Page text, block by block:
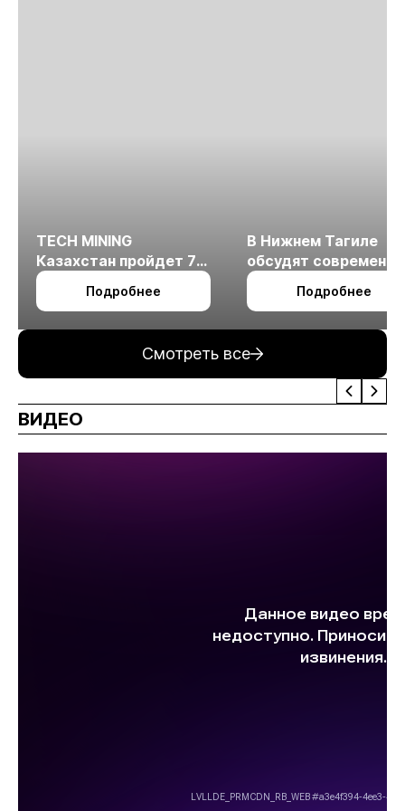
TECH MINING
Казахстан пройдет 7
октября в Алматы
Подробнее
В Нижнем Тагиле
обсудят
технологии
измельчения
Подробнее
Смотреть все
ВИДЕО